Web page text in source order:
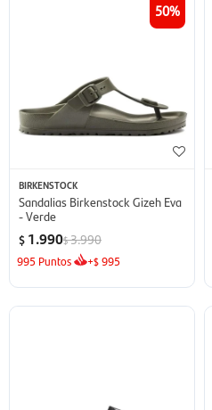
50
BIRKENSTOCK
Sandalias Birkenstock Gizeh Eva
- Verde
$ 1.990$3.990
995 Puntos +$995